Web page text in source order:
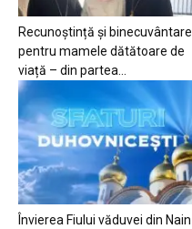
Recunoștință și binecuvântare
pentru mamele dătătoare de
viață – din partea...
Învierea Fiului văduvei din Nain